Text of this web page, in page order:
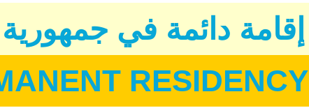
إقامة دائمة في جمهورية
RESIDENCY